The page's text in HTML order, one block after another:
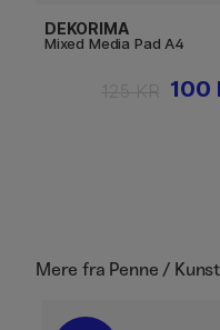
DEKORIMA
Mixed Media Pad A4
100
Mere fra Penne /